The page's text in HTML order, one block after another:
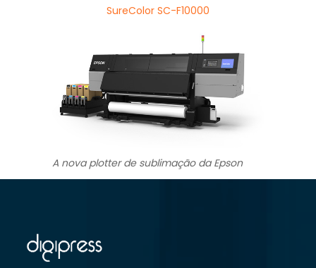
SureColor SC-F10000
A nova plotter de sublimação da Epson